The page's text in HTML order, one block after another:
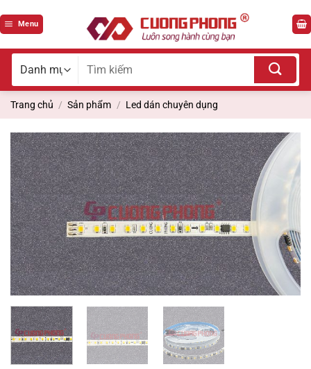
qua
Menu
Tìm
Trang chủ / Sản phẩm / Led dán chuyên dụng